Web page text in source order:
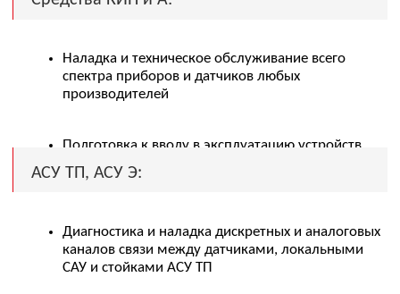
Системы автоматического контроля и
управления средствами пожаротушения и
датчиками и системами управления разных
производителей